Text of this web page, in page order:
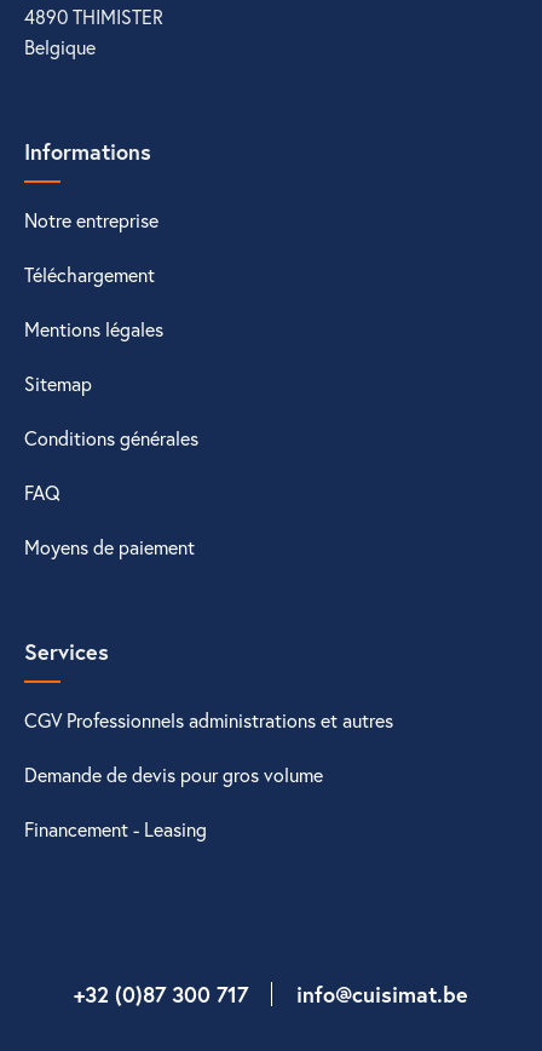
4890 THIMISTER
Belgique
Informations
Notre entreprise
Téléchargement
Mentions légales
Sitemap
Conditions générales
FAQ
Moyens de paiement
Services
CGV Professionnels administrations et autres
Demande de devis pour gros volume
Financement - Leasing
+32 (0)87 300 717 info@cuisimat.be